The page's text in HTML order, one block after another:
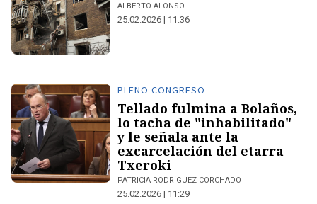
ALBERTO ALONSO
25.02.2026 | 11:36
PLENO CONGRESO
Tellado fulmina a Bolaños,
lo tacha de "inhabilitado"
y le señala ante la
excarcelación del etarra
Txeroki
PATRICIA RODRÍGUEZ CORCHADO
25.02.2026 | 11:29